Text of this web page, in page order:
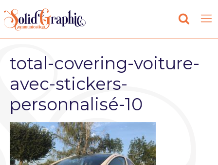
total-covering-voiture-
avec-stickers-
personnalisé-10